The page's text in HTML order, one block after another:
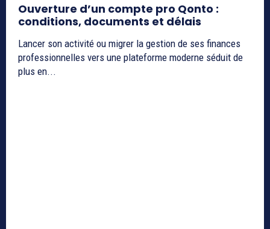
Ouverture d’un compte pro Qonto :
conditions, documents et délais
Lancer son activité ou migrer la gestion de ses finances
professionnelles vers une plateforme moderne séduit de
plus en...